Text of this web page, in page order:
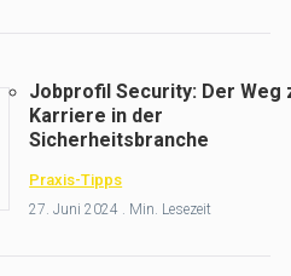
Jobprofil Security: Der Weg
Karriere in der
Sicherheitsbranche
Praxis-Tipps
27. Juni 2024 . Min. Lesezeit